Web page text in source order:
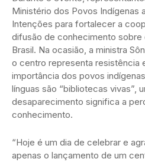
Ministério dos Povos Indígenas
Intenções para fortalecer a
difusão de conhecimento sobre
Brasil. Na ocasião, a ministra
o centro representa resistência
importância dos povos
línguas são “bibliotecas vivas”,
desaparecimento significa a
conhecimento.
“Hoje é um dia de celebrar e
apenas o lançamento de um